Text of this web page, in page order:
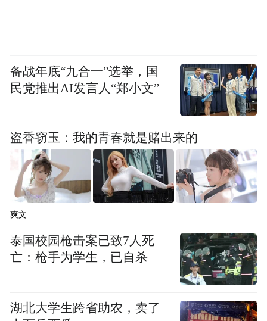
《美梦成真》作品封面
备战年底“九合一”选举，国
民党推出AI发言人“郑小文”
盗香窃玉：我的青春就是赌出来的
爽文
泰国校园枪击案已致7人死
亡：枪手为学生，已自杀
湖北大学生跨省助农，卖了